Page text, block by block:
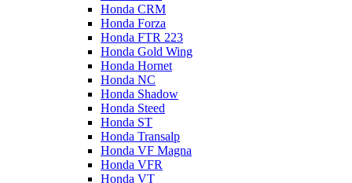
Honda CRM
Honda Forza
Honda FTR 223
Honda Gold Wing
Honda Hornet
Honda NC
Honda Shadow
Honda Steed
Honda ST
Honda Transalp
Honda VF Magna
Honda VFR
Honda VT